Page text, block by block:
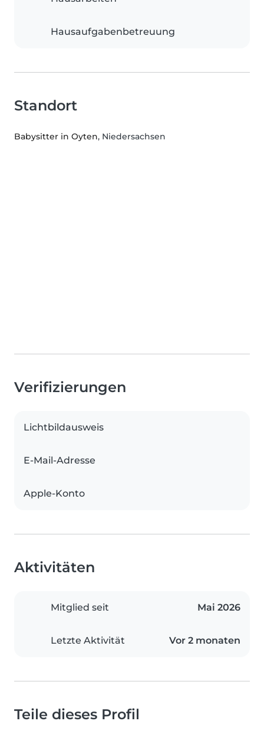
Hausaufgabenbetreuung
Standort
Babysitter in Oyten, Niedersachsen
Verifizierungen
Lichtbildausweis
E-Mail-Adresse
Apple-Konto
Aktivitäten
Mitglied seit Mai 2026
Letzte Aktivität Vor 2 monaten
Teile dieses Profil